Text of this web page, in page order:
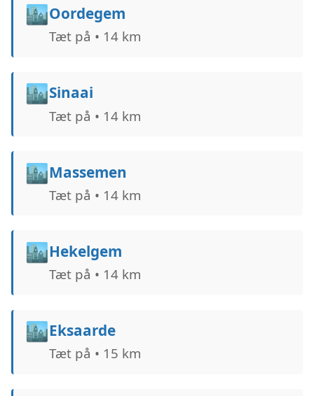
🏙️Oordegem
Tæt på • 14 km
🏙️Sinaai
Tæt på • 14 km
🏙️Massemen
Tæt på • 14 km
🏙️Hekelgem
Tæt på • 14 km
🏙️Eksaarde
Tæt på • 15 km